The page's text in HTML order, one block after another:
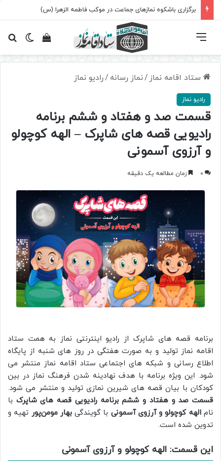
برگزاری باشکوه نمازهای جماعت در موکب فاطمه الزهرا (س)
تغییرمشاهده فهرست
ستاد اقامه نماز /نماز رسانه /رادیو نماز
رادیو نماز
قسمت صد و هفتاد و ششم برنامه
رادیویی قصه های شاپرک – الهه کوچولو
و آرزوی آسمونی
0 زمان مطالعه یک دقیقه
برنامه قصه های شاپرک از رادیو اینترنتی نماز به همت ستاد
اقامه نماز تولید و به صورت هفتگی در روز های شنبه از پایگاه
اطلاع رسانی و شبکه های اجتماعی ستاد اقامه نماز منتشر می
شود. این ویژه برنامه با هدف نهادینه شدن فرهنگ نماز در بین
کودکان با بیان قصه های شیرین نمازی تولید و منتشر می شود.
قسمت صد و هفتاد و ششم برنامه رادیویی قصه های شاپرک با
نامالهه کوچولو و آرزوی آسمونی با گویندگیبهار مومن‌پور تهیه و
تدوین شده است.
این قسمت: الهه کوچولو و آرزوی آسمونی